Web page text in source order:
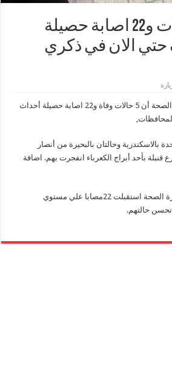
الصحة : 5وفيات و22 اصابة حصيلة
حتي الان في ذكري
صرح المتحدث باسم وزارة الصحة أن 5 حالات وفاة و22 اصابة حصيلة أحداث
بالاسكندرية وحالتان بالبحيرة من أنصار
قنبلة بأحد أبراج الكعرباء انفجرت بهم. اضافة
كما أكد أن مستشفيات وزارة الصحة استقبلت 22مصابا علي مستوي